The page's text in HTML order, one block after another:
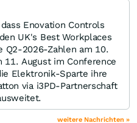
Enovation Controls
UK's Best Workplaces
am 10.
August im Conference
Elektronik‑Sparte ihre
via i3PD‑Partnerschaft
weitere Nachrichten »